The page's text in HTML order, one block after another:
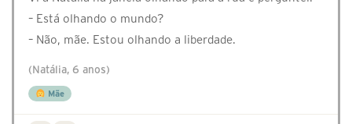
– Está olhando o mundo?
– Não, mãe. Estou olhando a liberdade.
(Natália, 6 anos)
Mãe